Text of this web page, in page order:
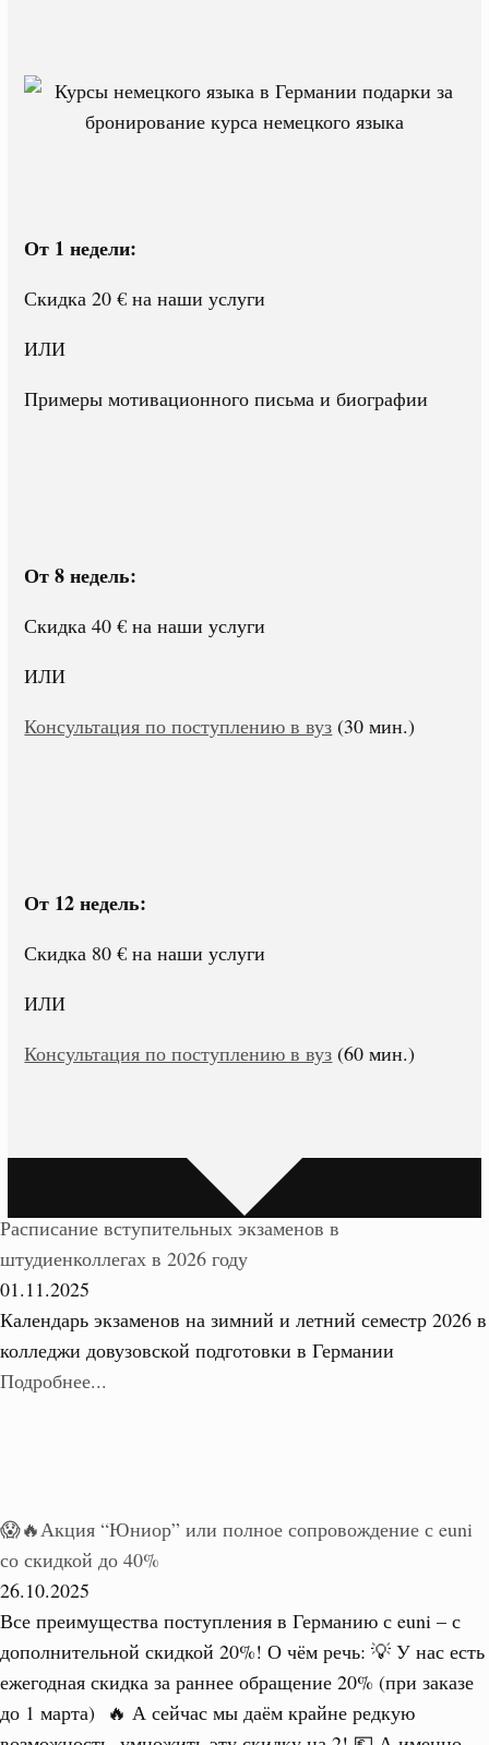
От 1 недели:
Скидка 20 € на наши услуги
ИЛИ
Примеры мотивационного письма и биографии
От 8 недель:
Скидка 40 € на наши услуги
ИЛИ
Консультация по поступлению в вуз (30 мин.)
От 12 недель:
Скидка 80 € на наши услуги
ИЛИ
Консультация по поступлению в вуз (60 мин.)
Расписание вступительных экзаменов в
штудиенколлегах в 2026 году
01.11.2025
Календарь экзаменов на зимний и летний семестр 2026 в
колледжи довузовской подготовки в Германии
Подробнее...
😱🔥Акция “Юниор” или полное сопровождение с euni
со скидкой до 40%
26.10.2025
Все преимущества поступления в Германию с euni – с
дополнительной скидкой 20%! О чём речь: 💡 У нас есть
ежегодная скидка за раннее обращение 20% (при заказе
до 1 марта) 🔥 А сейчас мы даём крайне редкую